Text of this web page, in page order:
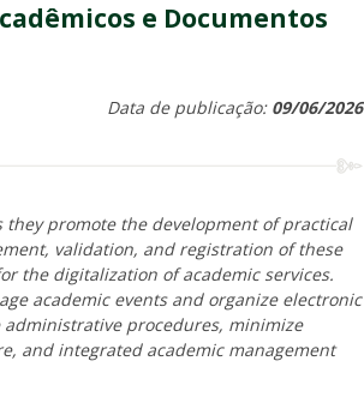
e Documentos
Data de publicação: 09/06/2026
they promote the development of practical
validation, and registration of these
the digitalization of academic services.
academic events and organize electronic
procedures, minimize
and integrated academic management